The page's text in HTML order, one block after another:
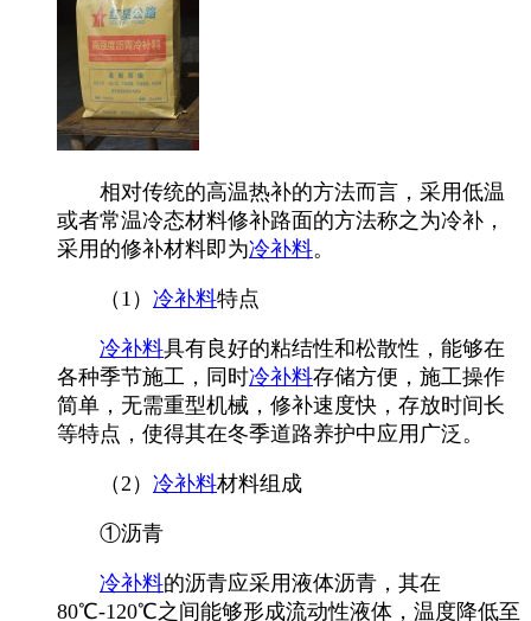
相对传统的高温热补的方法而言，采用低温
或者常温冷态材料修补路面的方法称之为冷补，
采用的修补材料即为冷补料。
（1） 冷补料特点
冷补料具有良好的粘结性和松散性，能够在
各种季节施工，同时冷补料存储方便，施工操作
简单，无需重型机械，修补速度快，存放时间长
等特点，使得其在冬季道路养护中应用广泛。
（2） 冷补料材料组成
①沥青
冷补料的沥青应采用液体沥青，其在
80℃-120℃之间能够形成流动性液体，温度降低至